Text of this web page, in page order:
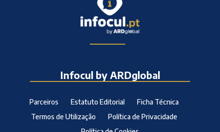
Infocul by ARDglobal
Parceiros Estatuto Editorial
Ficha Técnica
Termos de Utilização
Política de Privacidade